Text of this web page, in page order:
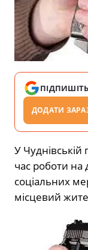
ДОДАТИ
У Чуднівській
час роботи на
соціальних
місцевий